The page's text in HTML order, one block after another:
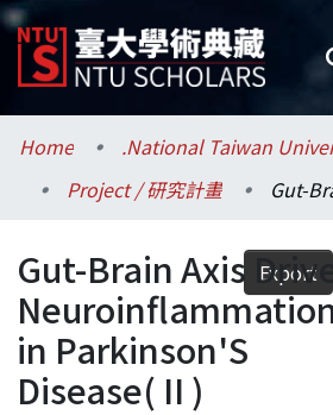
Communities & Collections
Research Outputs
Fundings & Projects
Researchers
Organizations
Home
Project / 研究計畫
Export
Gut-Brain Axis
in Parkinson'S
Disease( II )